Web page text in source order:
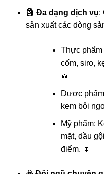
🗿 Đa dạng dịch vụ:
sản xuất các dòng
Thực phẩm
cốm, siro,
🧂
Dược
kem bôi
Mỹ phẩm:
mặt, dầu
điểm. 🌷